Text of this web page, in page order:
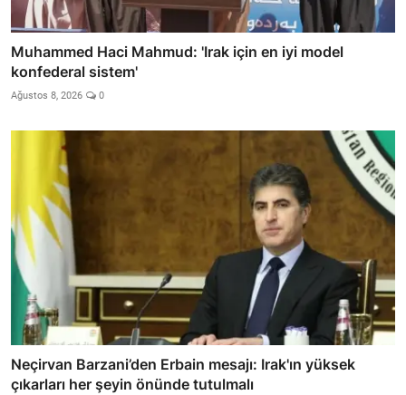
Muhammed Haci Mahmud: 'Irak için en iyi model
konfederal sistem'
Ağustos 8, 2026 0
Neçirvan Barzani’den Erbain mesajı: Irak'ın yüksek
çıkarları her şeyin önünde tutulmalı